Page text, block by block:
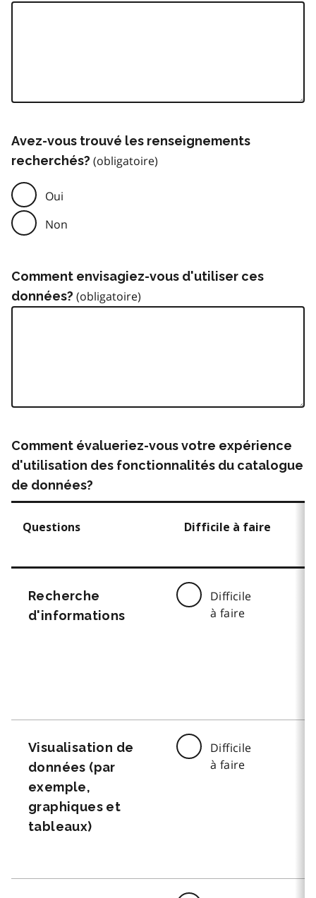
Avez-vous trouvé les renseignements
recherchés?
Oui
Non
Comment envisagiez-vous d'utiliser ces
données?
Comment évalueriez-vous votre expérience
d'utilisation des fonctionnalités du catalogue
de données?
Questions Difficile à faire
Recherche
d'informations
Difficile
à faire
Visualisation de
données (par
exemple,
graphiques et
tableaux)
Difficile
à faire